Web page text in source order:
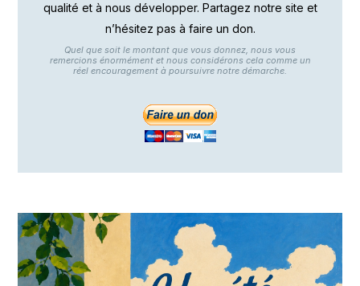
qualité et à nous développer. Partagez notre site et
n’hésitez pas à faire un don.
Quel que soit le montant que vous donnez, nous vous
remercions énormément et nous considérons cela comme un
réel encouragement à poursuivre notre démarche.